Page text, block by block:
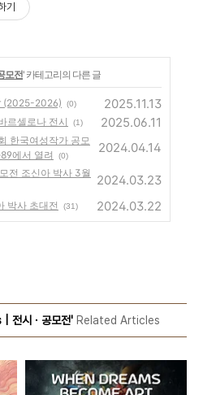
기
모전' 카테고리의 다른 글
(2025-2026) (0) 2025.11.13
르셀로나 전시 (1) 2025.06.11
한국여성작가 공모
에서 열려
(0)
2024.04.14
전 조신아 박사 3월
2024.03.23
박사 초대전 (31) 2024.03.22
시 ∙ 공모전'Related Articles